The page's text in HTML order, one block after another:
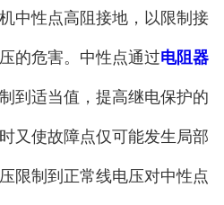
中性点高阻接地，以限制接
的危害。中性点通过电阻器
到适当值，提高继电保护的
又使故障点仅可能发生局部
限制到正常线电压对中性点